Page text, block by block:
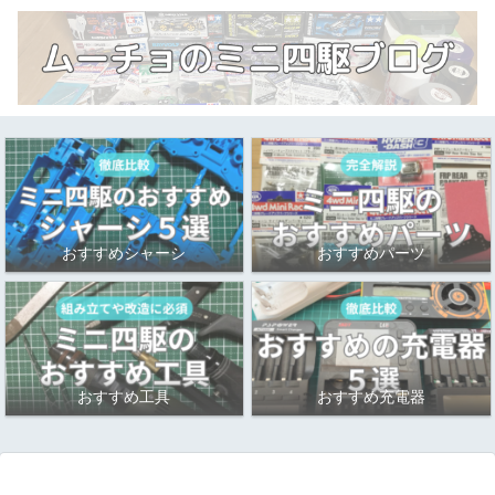
おすすめシャーシ おすすめパーツ
おすすめ工具 おすすめ充電器